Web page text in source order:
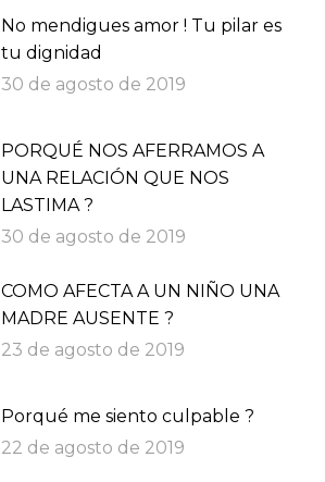
No mendigues amor ! Tu pilar es
tu dignidad
30 de agosto de 2019
PORQUÉ NOS AFERRAMOS A
UNA RELACIÓN QUE NOS
LASTIMA ?
30 de agosto de 2019
COMO AFECTA A UN NIÑO UNA
MADRE AUSENTE ?
23 de agosto de 2019
Porqué me siento culpable ?
22 de agosto de 2019